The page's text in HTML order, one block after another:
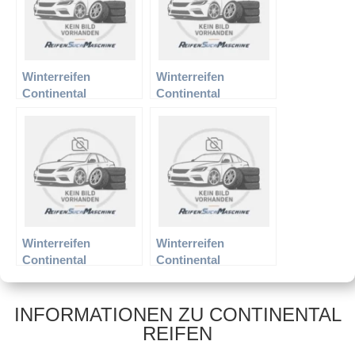
Winterreifen
Continental
Winterreifen
Continental
Winterreifen
Continental
TS 810
Winterreifen
Continental
XL TS 810
INFORMATIONEN ZU CONTINENTAL
REIFEN